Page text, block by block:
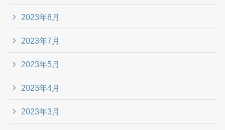
2023年8月
2023年7月
2023年5月
2023年4月
2023年3月